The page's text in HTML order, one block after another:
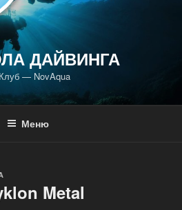
ДАЙВИНГА
— NovAqua
Меню
Metal